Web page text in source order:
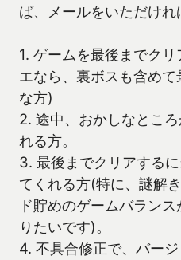
ば、メールをいただけれ
1. ゲームを最後までク
エなら、裏ボスも含め
な方)
2. 途中、おかしなとこ
れる方。
3. 最後までクリアする
てくれる方(特に、謎解
ド貯めのゲームバラン
りたいです)。
4. 不具合修正で、バー